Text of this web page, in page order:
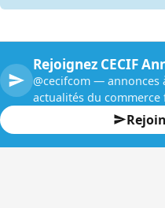
Rejoignez CECIF
@cecifcom — annonces
actualités du commerce